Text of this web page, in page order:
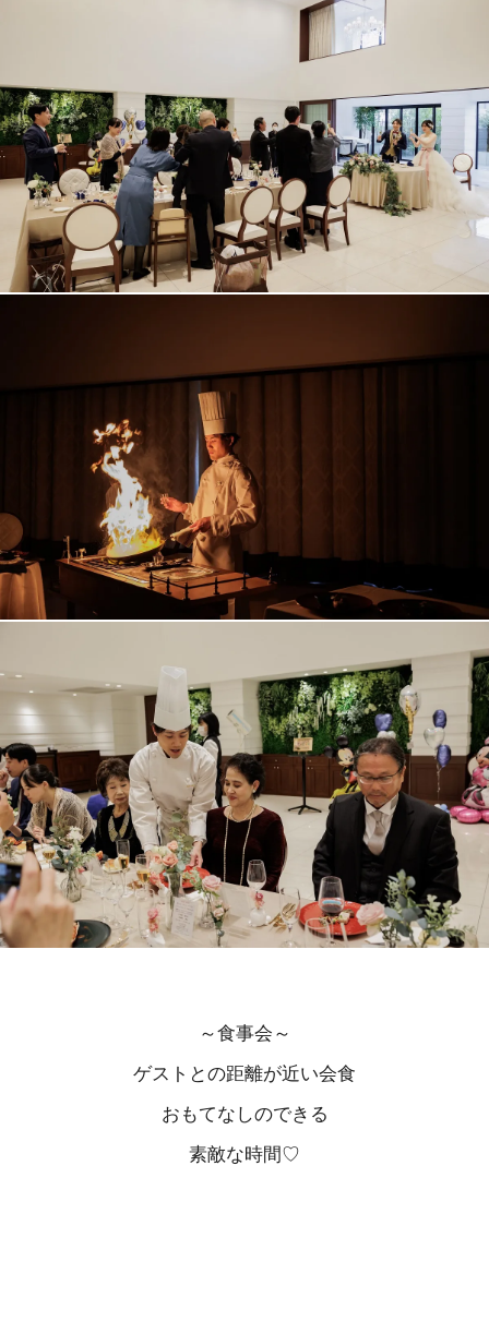
～食事会～
ゲストとの距離が近い会食
おもてなしのできる
素敵な時間♡